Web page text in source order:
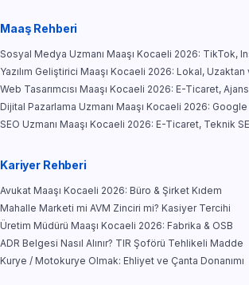
Maaş Rehberi
Sosyal Medya Uzmanı Maaşı Kocaeli 2026: TikTok,
Yazılım Geliştirici Maaşı Kocaeli 2026: Lokal,
Web Tasarımcısı Maaşı Kocaeli 2026: E-Ticaret,
Dijital Pazarlama Uzmanı Maaşı Kocaeli 2026:
SEO Uzmanı Maaşı Kocaeli 2026: E-Ticaret, Teknik
Kariyer Rehberi
Avukat Maaşı Kocaeli 2026: Büro & Şirket Kıdem
Mahalle Marketi mi AVM Zinciri mi? Kasiyer Tercihi
Üretim Müdürü Maaşı Kocaeli 2026: Fabrika & OSB
ADR Belgesi Nasıl Alınır? TIR Şoförü Tehlikeli Madde
Kurye / Motokurye Olmak: Ehliyet ve Çanta Donanımı